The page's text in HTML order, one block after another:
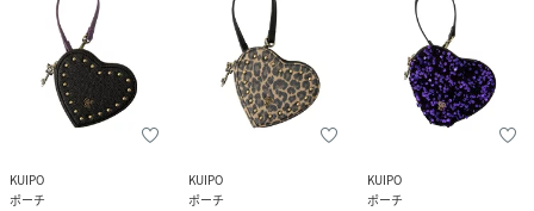
KUIPO
ポーチ
KUIPO
ポーチ
KUIPO
ポーチ